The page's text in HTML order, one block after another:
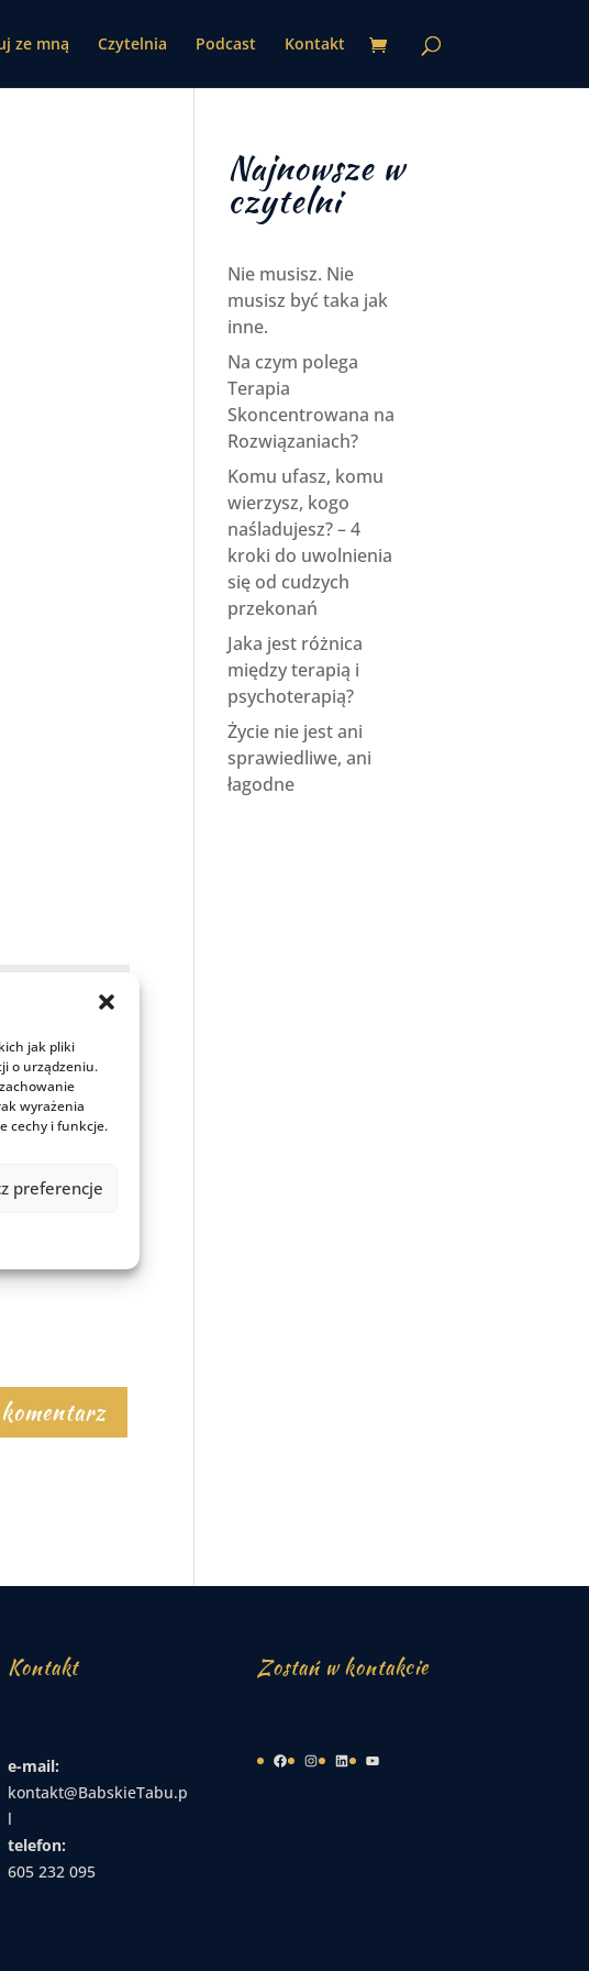
jak pliki
o urządzeniu.
wyrażenia
cechy i funkcje.
preferencje
ze mną Czytelnia Podcast Kontakt
Najnowsze w
czytelni
Nie musisz. Nie
musisz być taka jak
inne.
Na czym polega
Terapia
Skoncentrowana na
Rozwiązaniach?
Komu ufasz, komu
wierzysz, kogo
naśladujesz? – 4
kroki do uwolnienia
się od cudzych
przekonań
Jaka jest różnica
między terapią i
psychoterapią?
Życie nie jest ani
sprawiedliwe, ani
łagodne
Kontakt
e-mail:
kontakt@BabskieTabu.p
l
telefon:
605 232 095
Zostań w kontakcie
Facebook
Instagram
LinkedInYouTube